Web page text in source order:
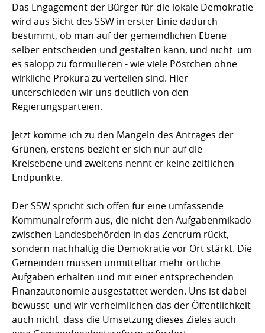
Das Engagement der Bürger für die lokale Demokratie
wird aus Sicht des SSW in erster Linie dadurch
bestimmt, ob man auf der gemeindlichen Ebene
selber entscheiden und gestalten kann, und nicht  um
es salopp zu formulieren - wie viele Pöstchen ohne
wirkliche Prokura zu verteilen sind. Hier
unterschieden wir uns deutlich von den
Regierungsparteien.
Jetzt komme ich zu den Mängeln des Antrages der
Grünen, erstens bezieht er sich nur auf die
Kreisebene und zweitens nennt er keine zeitlichen
Endpunkte.
Der SSW spricht sich offen für eine umfassende
Kommunalreform aus, die nicht den Aufgabenmikado
zwischen Landesbehörden in das Zentrum rückt,
sondern nachhaltig die Demokratie vor Ort stärkt. Die
Gemeinden müssen unmittelbar mehr örtliche
Aufgaben erhalten und mit einer entsprechenden
Finanzautonomie ausgestattet werden. Uns ist dabei
bewusst  und wir verheimlichen das der Öffentlichkeit
auch nicht  dass die Umsetzung dieses Zieles auch